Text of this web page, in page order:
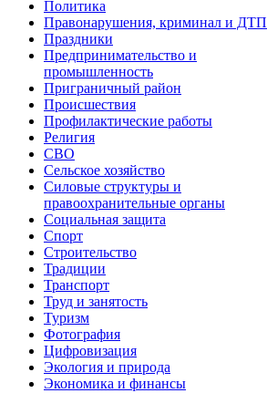
Политика
Правонарушения, криминал и ДТП
Праздники
Предпринимательство и
промышленность
Приграничный район
Происшествия
Профилактические работы
Религия
СВО
Сельское хозяйство
Силовые структуры и
правоохранительные органы
Социальная защита
Спорт
Строительство
Традиции
Транспорт
Труд и занятость
Туризм
Фотография
Цифровизация
Экология и природа
Экономика и финансы